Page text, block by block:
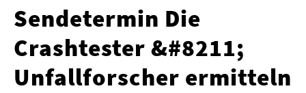
Sendetermin Die
Crashtester &#8211;
Unfallforscher ermitteln